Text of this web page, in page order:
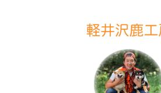
コンテンツ
ステージ・タイムテ